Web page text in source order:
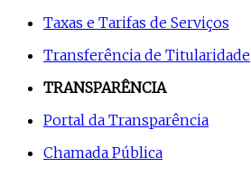
Taxas e Tarifas de Serviços
Transferência de Titularidade
TRANSPARÊNCIA
Portal da Transparência
Chamada Pública